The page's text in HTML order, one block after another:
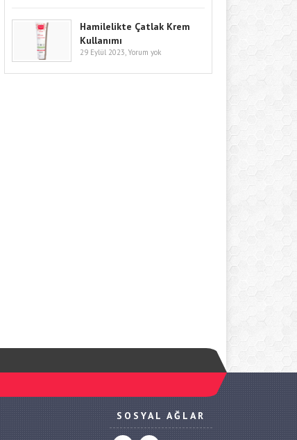
Hamilelikte Çatlak Krem
Kullanımı
29 Eylül 2023, Yorum yok
SOSYAL AĞLAR